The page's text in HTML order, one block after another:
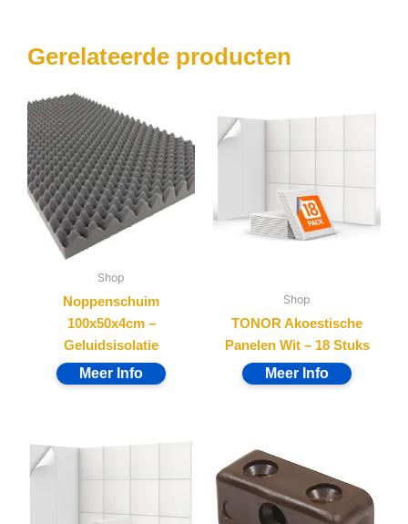
Gerelateerde producten
Shop
Noppenschuim
100x50x4cm –
Geluidsisolatie
Shop
TONOR Akoestische
Panelen Wit – 18 Stuks